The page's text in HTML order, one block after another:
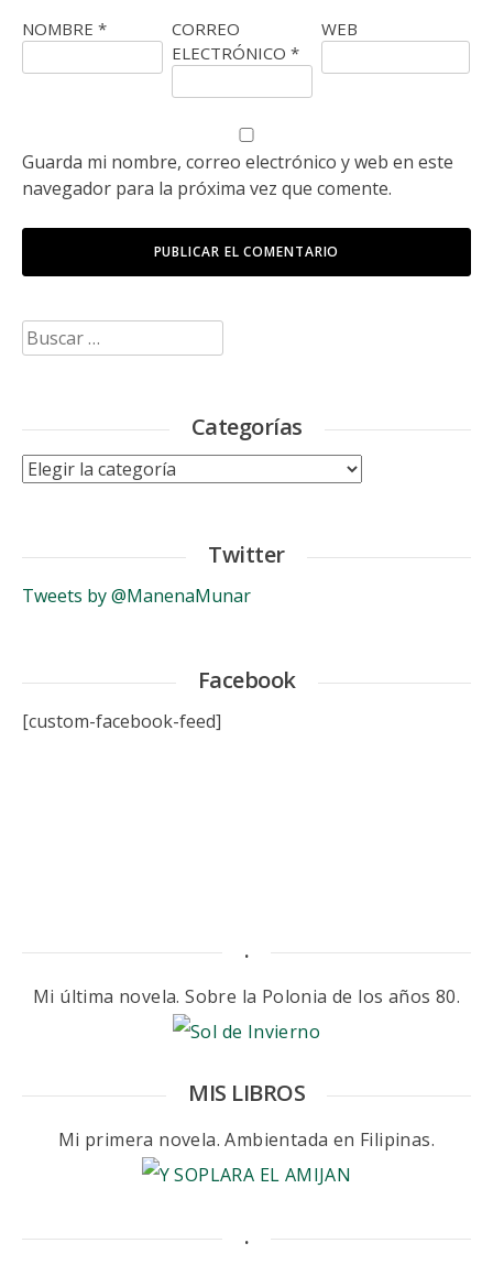
NOMBRE *
CORREO
ELECTRÓNICO *
WEB
Guarda mi nombre, correo electrónico y web en este
navegador para la próxima vez que comente.
Buscar:
Categorías
Categorías
Twitter
Tweets by @ManenaMunar
Facebook
[custom-facebook-feed]
.
Mi última novela. Sobre la Polonia de los años 80.
MIS LIBROS
Mi primera novela. Ambientada en Filipinas.
.